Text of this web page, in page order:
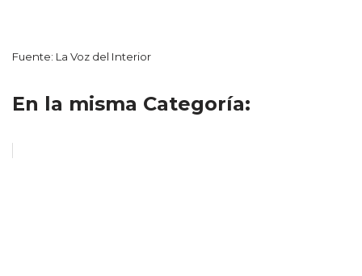
Fuente: La Voz del Interior
En la misma Categoría: